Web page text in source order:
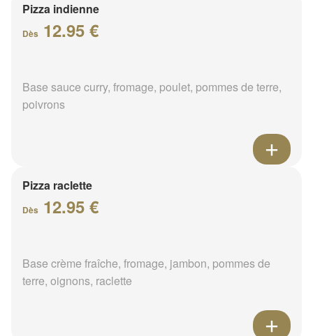
Pizza indienne
Dès 12.95 €
Base sauce curry, fromage, poulet, pommes de terre,
poivrons
Pizza raclette
Dès 12.95 €
Base crème fraîche, fromage, jambon, pommes de
terre, oignons, raclette